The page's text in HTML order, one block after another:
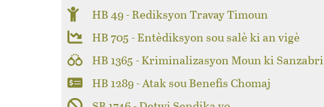
HB 49 - Rediksyon Travay Timoun
HB 705 - Entèdiksyon sou salè ki an vigè
HB 1365 - Kriminalizasyon Moun ki Sanzabri
HB 1289 - Atak sou Benefis Chomaj